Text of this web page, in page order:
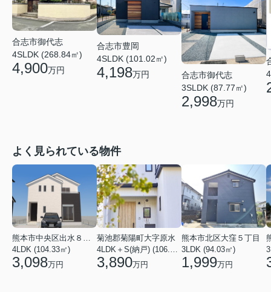
合志市御代志
4SLDK (268.84㎡)
4,900万円
合志市豊岡
4SLDK (101.02㎡)
4,198万円
合志市御代志
3SLDK (87.77㎡)
2,998万円
よく見られている物件
熊本市中央区出水８丁目
4LDK (104.33㎡)
3,098万円
菊池郡菊陽町大字原水
4LDK＋S(納戸) (106.82㎡)
3,890万円
熊本市北区大窪５丁目
3LDK (94.03㎡)
1,999万円